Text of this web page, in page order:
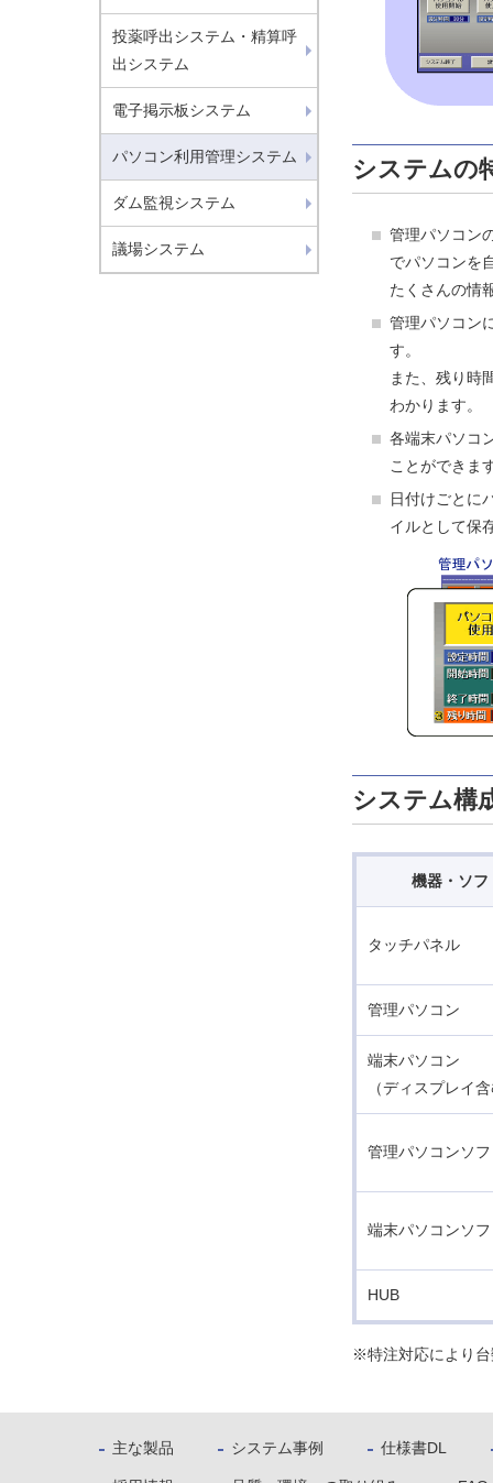
投薬呼出システム・精算呼
出システム
電子掲示板システム
パソコン利用管理システム
ダム監視システム
議場システム
システムの
管理パソコン
でパソコンを
たくさんの情
管理パソコン
す。
また、残り時
わかります。
各端末パソコ
ことができま
日付けごとに
イルとして保
システム構
機器・ソフ
タッチパネル
管理パソコン
端末パソコン
（ディスプレイ
管理パソコンソ
端末パソコンソ
HUB
※特注対応により
主な製品 システム事例 仕様書DL